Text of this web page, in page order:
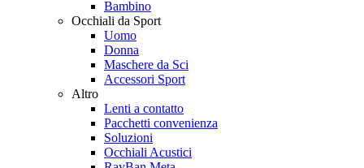
Bambino
Occhiali da Sport
Uomo
Donna
Maschere da Sci
Accessori Sport
Altro
Lenti a contatto
Pacchetti convenienza
Soluzioni
Occhiali Acustici